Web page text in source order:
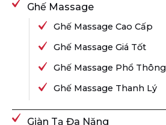
Ghế Massage
Ghế Massage Cao Cấp
Ghế Massage Giá Tốt
Ghế Massage Phổ Thông
Ghế Massage Thanh Lý
Giàn Tạ Đa Năng